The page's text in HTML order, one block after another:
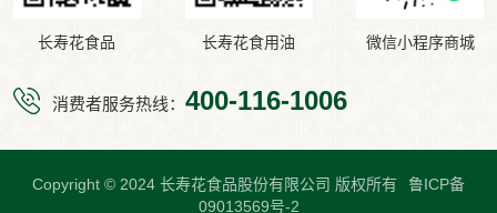
长寿花食品 长寿花食用油 微信小程序商城
消费者服务热线： 400-116-1006
Copyright © 2024 长寿花食品股份有限公司 版权所有
鲁ICP备
09013569号-2